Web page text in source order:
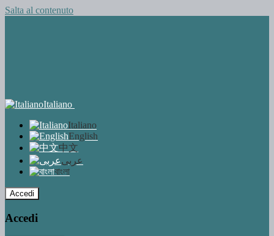
Salta al contenuto
Italiano
Italiano
English
中文
عربى
বাংলা
Accedi
Accedi